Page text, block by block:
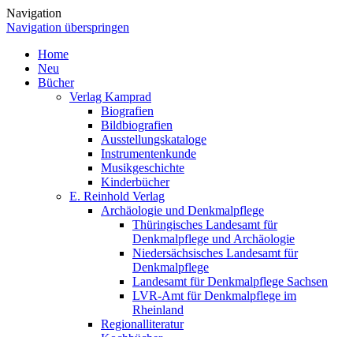
Navigation
Navigation überspringen
Home
Neu
Bücher
Verlag Kamprad
Biografien
Bildbiografien
Ausstellungskataloge
Instrumentenkunde
Musikgeschichte
Kinderbücher
E. Reinhold Verlag
Archäologie und Denkmalpflege
Thüringisches Landesamt für
Denkmalpflege und Archäologie
Niedersächsisches Landesamt für
Denkmalpflege
Landesamt für Denkmalpflege Sachsen
LVR-Amt für Denkmalpflege im
Rheinland
Regionalliteratur